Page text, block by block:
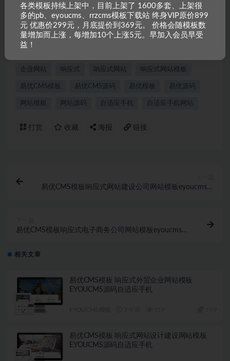
采集、发布本站内容到任何网站、书籍等各类媒体平台。如若本
站内容侵犯了原著者的合法权益，可联系我们进行处理。
企业网站 响应式 响应式网站 响应式网站模板
易优CMS模板 易优CMS源码 易优模板 易优源码
网站模板 网站源码 自适应手机 自适应手机网站
打赏 收藏 海报 链接
易优CMS模板响应式网站建设公司网站模板eyoucms源
易优CMS模板响应式电子商务公司网站模板eyoucms源
相关文章
易优CMS模板 响应式外贸企业网站模板
EYOUCMS源码自适应手机
易优CMS模板 响应式网站设计建设网站模板
EYOUCMS源码自适应手机
各类模板持续上架中，目前上架了 1600多套、上架很
多的pb、eyoucms、rrzcms模板下载站 终身VIP原价899
元 优惠价299元，月底提价到369元。 价格会随模板数
量增加而上涨，每增加10个上涨5元。早加入会员早受
益！